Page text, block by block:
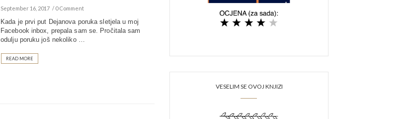
September 16, 2017 0 Comment
Kada je prvi put Dejanova poruka sletjela u moj
Facebook inbox, prepala sam se. Pročitala sam
odulju poruku još nekoliko …
READ MORE
VESELIM SE OVOJ KNJIZI